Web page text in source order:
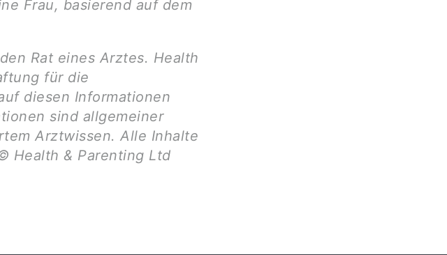
Frau, basierend auf dem
Rat eines Arztes. Health
für die
diesen Informationen
sind allgemeiner
Arztwissen. Alle Inhalte
Health & Parenting Ltd